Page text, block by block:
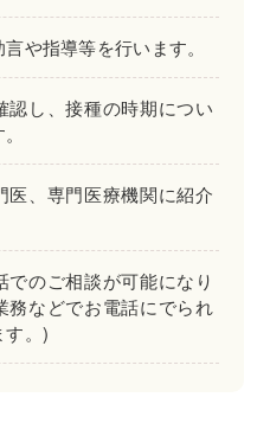
や指導等を行います。
認し、接種の時期につい
医、専門医療機関に紹介
でのご相談が可能になり
務などでお電話にでられ
す。)